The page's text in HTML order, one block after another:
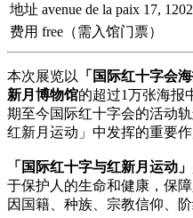
地址 avenue de la paix 17,
费用 free（需入馆门票）
本次展览以 「国际红十字会海
新月博物馆的超过1万张海报
期至今国际红十字会的活动
红新月运动」中发挥的重要作
「国际红十字与红新月运动」
于保护人的生命和健康，保
因国籍、种族、宗教信仰、